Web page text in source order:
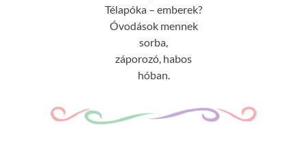
Télapóka – emberek?
Óvodások mennek
sorba,
záporozó, habos
hóban.